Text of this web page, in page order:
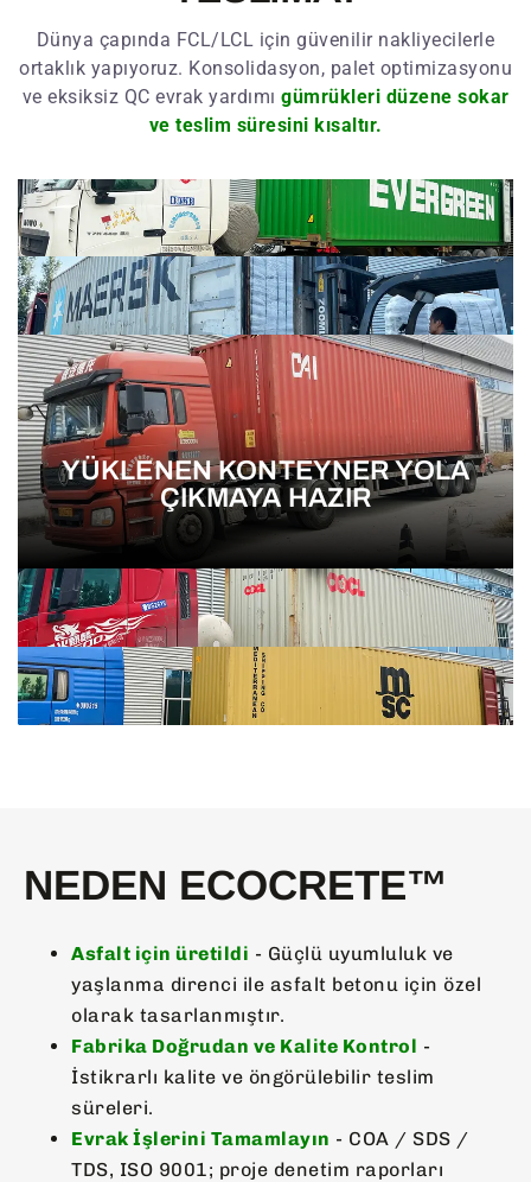
Dünya çapında FCL/LCL için güvenilir nakliyecilerle
ortaklık yapıyoruz. Konsolidasyon, palet optimizasyonu
ve eksiksiz QC evrak yardımı gümrükleri düzene sokar
ve teslim süresini kısaltır.
YÜKLENEN KONTEYNER YOLA
ÇIKMAYA HAZIR
NEDEN ECOCRETE™
Asfalt için üretildi - Güçlü uyumluluk ve
yaşlanma direnci ile asfalt betonu için özel
olarak tasarlanmıştır.
Fabrika Doğrudan ve Kalite Kontrol -
İstikrarlı kalite ve öngörülebilir teslim
süreleri.
Evrak İşlerini Tamamlayın - COA / SDS /
TDS, ISO 9001; proje denetim raporları